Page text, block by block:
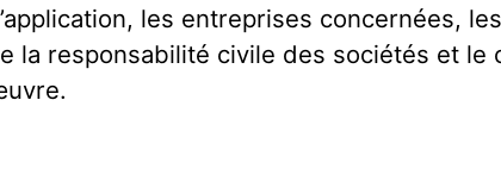
les entreprises concernées,
la responsabilité civile des sociétés et le